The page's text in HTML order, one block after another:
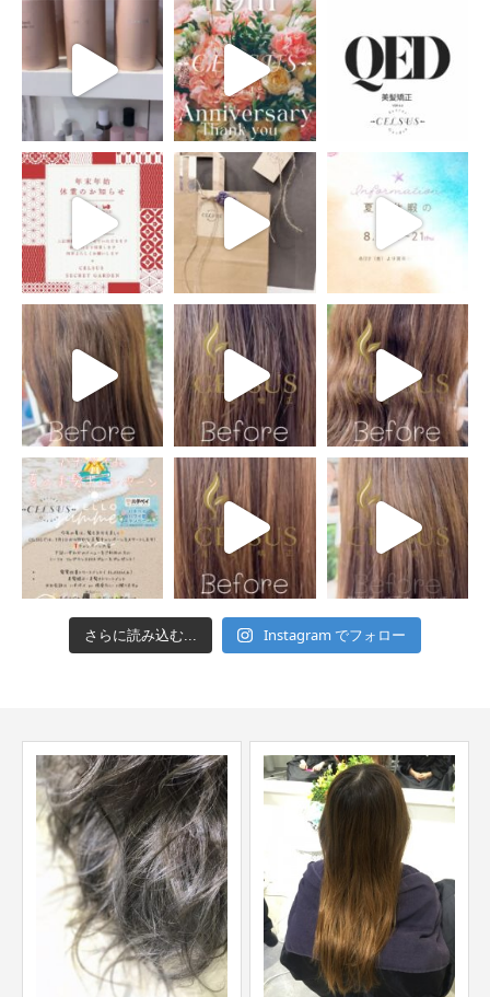
さらに読み込む... Instagram でフォロー